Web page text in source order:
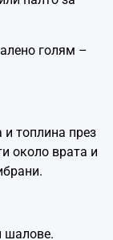
голям –
топлина през
около врата и
шалове.